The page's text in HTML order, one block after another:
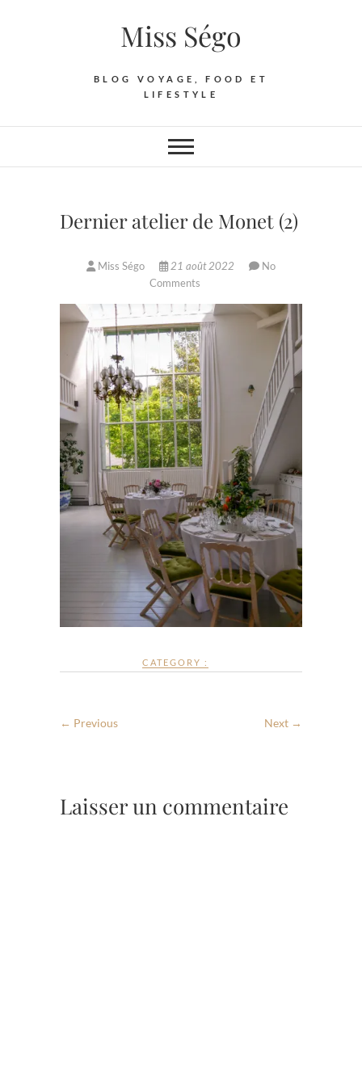
Miss Ségo
BLOG VOYAGE, FOOD ET
LIFESTYLE
Dernier atelier de Monet (2)
Miss Ségo 21 août 2022
No
Comments
CATEGORY :
← Previous Next →
Laisser un commentaire